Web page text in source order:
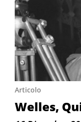
Articolo
Welles,